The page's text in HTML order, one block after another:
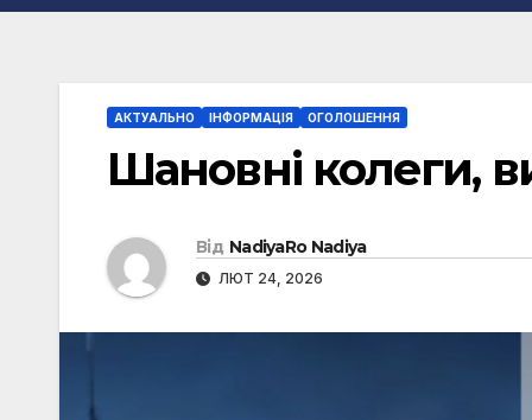
АКТУАЛЬНО ІНФОРМАЦІЯ ОГОЛОШЕННЯ
Шановні колеги,
Від NadiyaRo Nadiya
ЛЮТ 24, 2026